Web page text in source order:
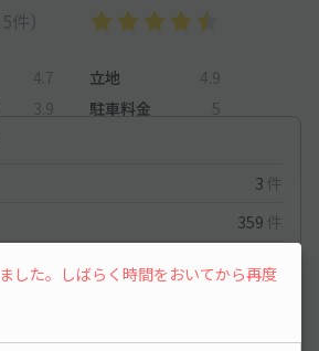
件）
4.7 立地
4.9
3.9 駐車料金
5
3 件
359 件
73件
した。しばらく時間をおいてから再度